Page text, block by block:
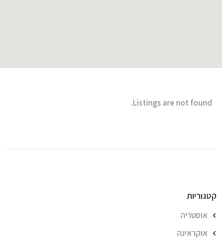
Listings are not found.
קטגוריות
אוסטריה
אוקראינה